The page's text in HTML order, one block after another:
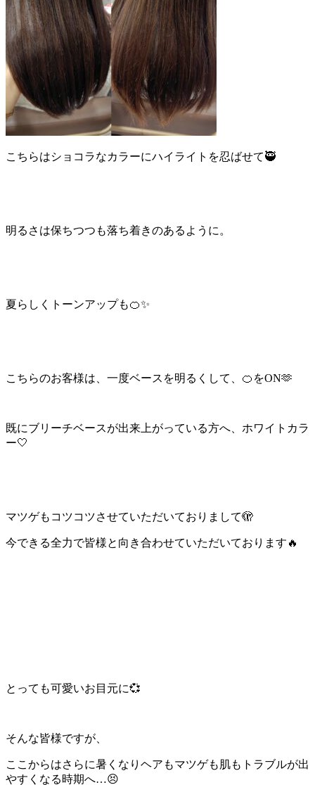
こちらはショコラなカラーにハイライトを忍ばせて🥷
明るさは保ちつつも落ち着きのあるように。
夏らしくトーンアップも🍊✨
こちらのお客様は、一度ベースを明るくして、🍊をON🫶
既にブリーチベースが出来上がっている方へ、ホワイトカラ
ー🤍
マツゲもコツコツさせていただいておりまして🫣
今できる全力で皆様と向き合わせていただいております🔥
とっても可愛いお目元に💞
そんな皆様ですが、
ここからはさらに暑くなりヘアもマツゲも肌もトラブルが出
やすくなる時期へ…😣